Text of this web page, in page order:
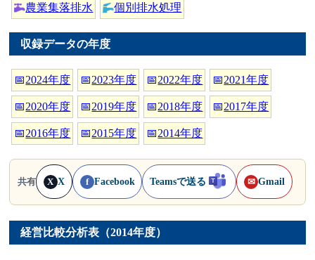
農業集落排水 個別排水処理
収録データの年度
📅2024年度 📅2023年度 📅2022年度 📅2021年度
📅2020年度 📅2019年度 📅2018年度 📅2017年度
📅2016年度 📅2015年度 📅2014年度
共有 X X f Facebook Teamsで送る ✉ Gmail
経営比較分析表（2014年度）